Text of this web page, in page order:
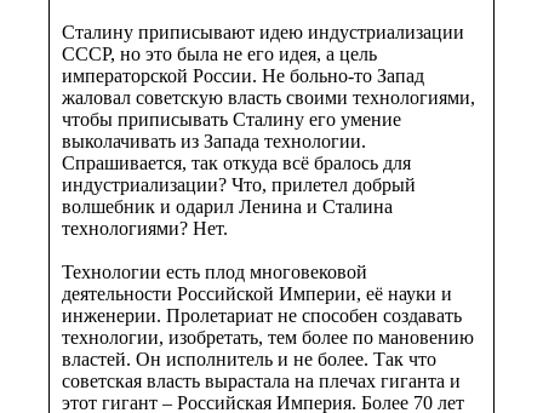
Сталину приписывают идею индустриализации
СССР, но это была не его идея, а цель
императорской России. Не больно-то Запад
жаловал советскую власть своими технологиями,
чтобы приписывать Сталину его умение
выколачивать из Запада технологии.
Спрашивается, так откуда всё бралось для
индустриализации? Что, прилетел добрый
волшебник и одарил Ленина и Сталина
технологиями? Нет.
Технологии есть плод многовековой
деятельности Российской Империи, её науки и
инженерии. Пролетариат не способен создавать
технологии, изобретать, тем более по мановению
властей. Он исполнитель и не более. Так что
советская власть вырастала на плечах гиганта и
этот гигант – Российская Империя. Более 70 лет